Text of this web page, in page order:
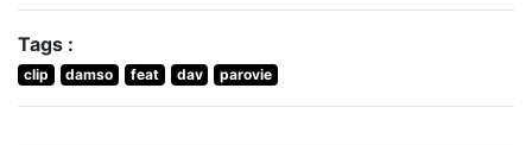
Tags :
clip damso feat dav parovie